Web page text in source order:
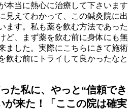
本当に熱心に治療して下さいます
見えてわかって、この鍼灸院に出
ます。私も薬を飲む方法であった
ど、まず薬を飲む前に身体にも無
ました。実際にこちらにきて施術
飲む前にトライして良かったなと
た私に、やっと“信頼でき
が来た！「ここの院は確実